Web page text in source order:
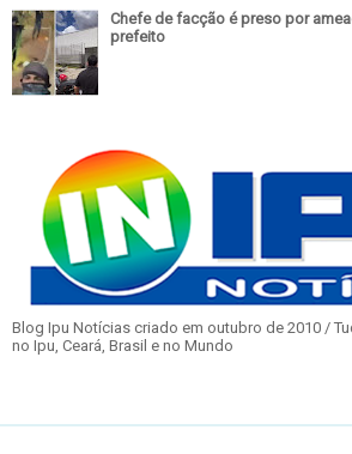
Chefe de facção é preso por
prefeito
Blog Ipu Notícias criado em outubro de 2010 /
no Ipu, Ceará, Brasil e no Mundo